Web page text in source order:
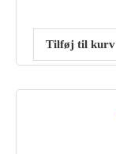
Tilføj til kurv